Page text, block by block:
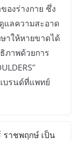
องร่างกาย ซึ่ง
แลความสะอาด
าให้หายขาดได้
ภาพด้วยการ
บรนด์ที่แพทย์
ราชพฤกษ์ เป็น